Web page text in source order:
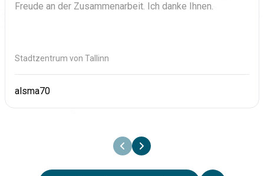
Freude an der Zusammenarbeit. Ich danke Ihnen.
Stadtzentrum von Tallinn
alsma70